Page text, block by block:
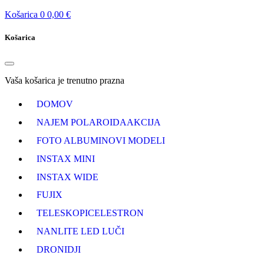
Košarica 0 0,00 €
Košarica
Vaša košarica je trenutno prazna
DOMOV
NAJEM POLAROIDAAKCIJA
FOTO ALBUMINOVI MODELI
INSTAX MINI
INSTAX WIDE
FUJIX
TELESKOPICELESTRON
NANLITE LED LUČI
DRONIDJI